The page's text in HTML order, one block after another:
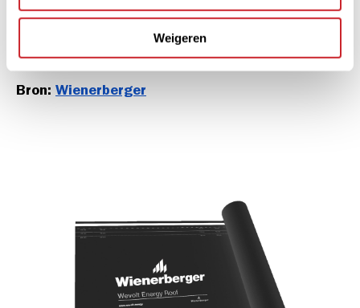
Weigeren
Bouwmaterialen - Nieuweweg 145 - Wijchen of
via tel. 024 641 31 61 of maak een
Bron: Wienerberger